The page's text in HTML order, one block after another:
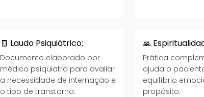
🧾 Laudo Psiquiátrico:
Documento elaborado por
médico psiquiatra para avaliar
a necessidade de internação e
o tipo de transtorno.
🙏
Prática
ajuda o
equilíbrio
propósito.